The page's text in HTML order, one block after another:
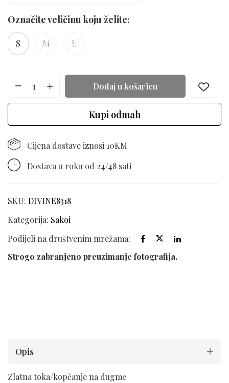
Označite veličinu koju želite
S M L
Dodaj u košaricu
Kupi odmah
Cijena dostave iznosi 10KM
Dostava u roku od 24/48 sati
SKU: DIVINE8318
Kategorija: Sakoi
Podijeli na društvenim mrežama:
Strogo zabranjeno preuzimanje fotografija.
Opis
Zlatna toka/kopčanje na dugme